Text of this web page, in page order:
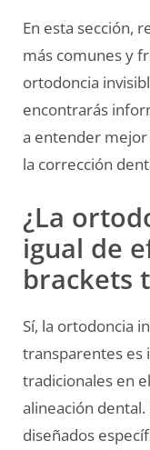
En esta sección,
más comunes y
ortodoncia
encontrarás
a entender
la corrección
¿La
igual de
brackets
Sí, la ortodoncia
transparentes es
tradicionales en
alineación
diseñados